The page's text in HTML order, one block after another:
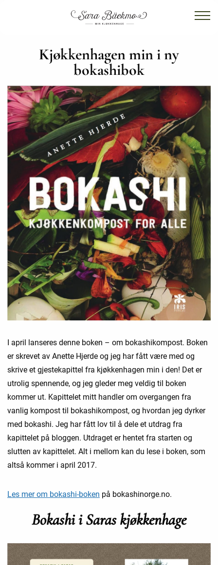
Kjøkkenhagen min i ny
bokashibok
I april lanseres denne boken – om bokashikompost. Boken
er skrevet av Anette Hjerde og jeg har fått være med og
skrive et gjestekapittel fra kjøkkenhagen min i den! Det er
utrolig spennende, og jeg gleder meg veldig til boken
kommer ut. Kapittelet mitt handler om overgangen fra
vanlig kompost til bokashikompost, og hvordan jeg dyrker
med bokashi. Jeg har fått lov til å dele et utdrag fra
kapittelet på bloggen. Utdraget er hentet fra starten og
slutten av kapittelet. Alt i mellom kan du lese i boken, som
altså kommer i april 2017.
Les mer om bokashi-boken på bokashinorge.no.
Bokashi i Saras kjøkkenhage